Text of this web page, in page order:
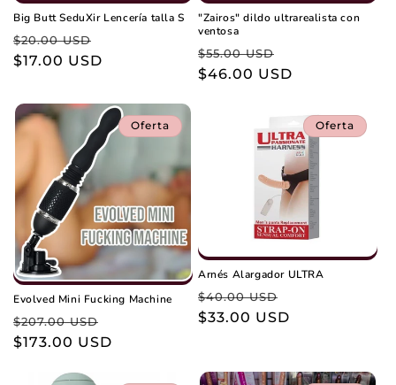
Big Butt SeduXir Lencería talla S
Precio
habitual
$20.00 USD
de
$17.00 USD
"Zairos" dildo ultrarealista con
ventosa
Precio
habitual
$55.00 USD
de
$46.00 USD
Oferta
Evolved Mini Fucking Machine
Precio
habitual
$207.00 USD
de
$173.00 USD
Oferta
Arnés Alargador ULTRA
Precio
habitual
$40.00 USD
de
$33.00 USD